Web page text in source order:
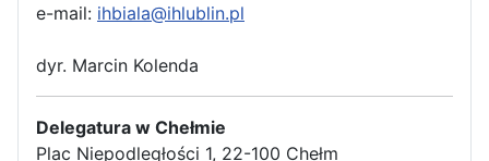
e-mail: ihbiala@ihlublin.pl
dyr. Marcin Kolenda
Delegatura w Chełmie
Plac Niepodległości 1, 22-100 Chełm